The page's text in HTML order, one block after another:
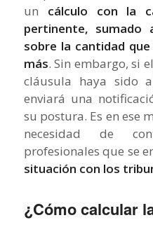
un cálculo con la
pertinente, sumado
sobre la cantidad
más. Sin embargo, si
cláusula haya sido
enviará una
su postura. Es en ese
necesidad de
profesionales que se
situación con los
¿Cómo calcular